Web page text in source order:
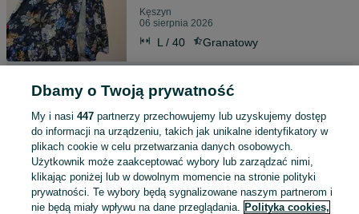
Kęszyn
06 sierpnia 2026
L / 40 Granatowy
Czerwona sukienka z perłami
23 zł
27,31 zł z Pakietem Ochronnym
Kęszyn
06 sierpnia 2026
XL / 42 Czerwony
Dbamy o Twoją prywatność
My i nasi 447partnerzy przechowujemy lub uzyskujemy dostęp
do informacji na urządzeniu, takich jak unikalne identyfikatory w
plikach cookie w celu przetwarzania danych osobowych.
Użytkownik może zaakceptować wybory lub zarządzać nimi,
klikając poniżej lub w dowolnym momencie na stronie polityki
prywatności. Te wybory będą sygnalizowane naszym partnerom i
nie będą miały wpływu na dane przeglądania. Polityka cookies,